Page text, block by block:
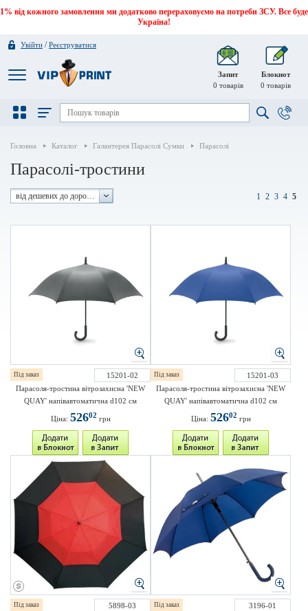
1% від кожного замовлення ми додатково перераховуємо на потреби ЗСУ. Все буде
Україна!
Увійти /Реєструватися
Запит
0 товарів
Блокнот
0 товарів
Головна Каталог Галантерея Парасолі Сумки Парасолі
Парасолі-тростини
від дешевих до дорогих 1 2 3 4 5
Під заказ
15201-02
Парасоля-тростина вітрозахисна 'NEW
QUAY' напівавтоматична d102 см
Ціна: 52602 грн
Під заказ
15201-03
Парасоля-тростина вітрозахисна 'NEW
QUAY' напівавтоматична d102 см
Ціна: 52602 грн
Під заказ
5898-03
Під заказ
3196-01